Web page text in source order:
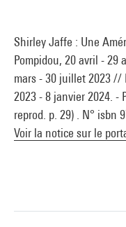
Shirley Jaffe : Une
Pompidou, 20 avril - 29
mars - 30 juillet 2023 //
2023 - 8 janvier 2024. -
reprod. p. 29) . N° isbn
Voir la notice sur le